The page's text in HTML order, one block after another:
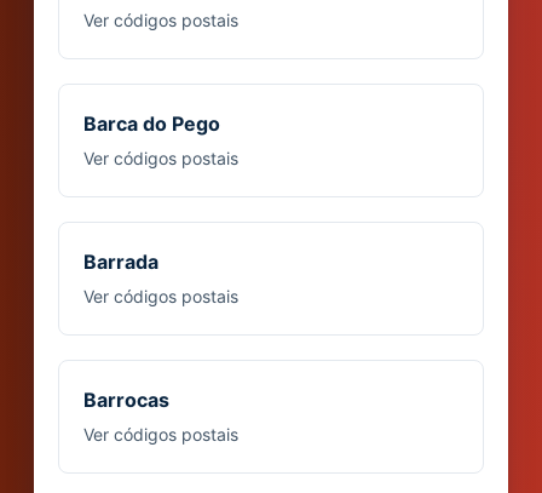
Ver códigos postais
Barca do Pego
Ver códigos postais
Barrada
Ver códigos postais
Barrocas
Ver códigos postais